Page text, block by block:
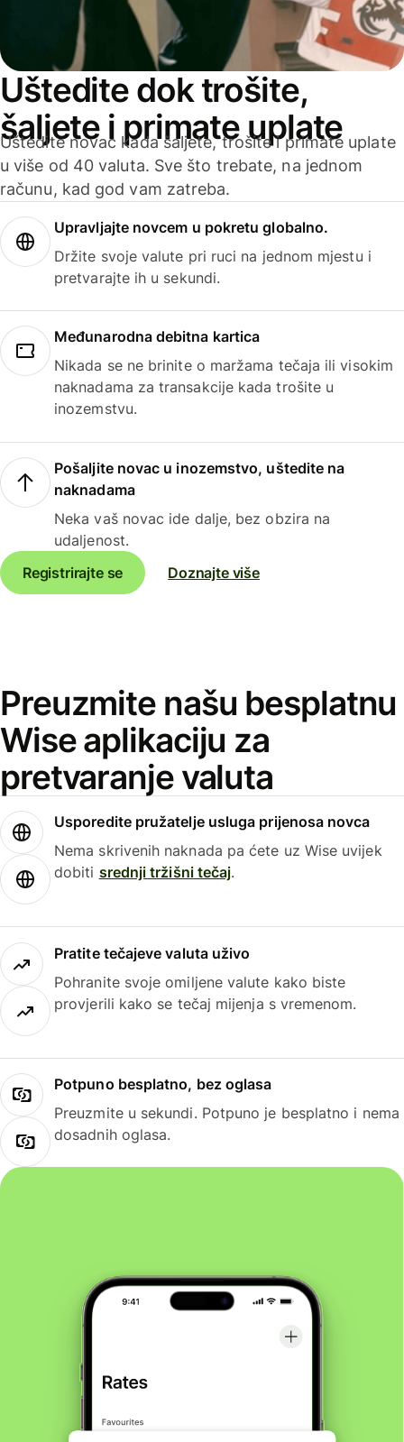
Uštedite dok trošite,
šaljete i primate uplate
Uštedite novac kada šaljete, trošite i primate uplate
u više od 40 valuta. Sve što trebate, na jednom
računu, kad god vam zatreba.
Upravljajte novcem u pokretu globalno.
Držite svoje valute pri ruci na jednom mjestu i
pretvarajte ih u sekundi.
Međunarodna debitna kartica
Nikada se ne brinite o maržama tečaja ili visokim
naknadama za transakcije kada trošite u
inozemstvu.
Pošaljite novac u inozemstvo, uštedite na
naknadama
Neka vaš novac ide dalje, bez obzira na
udaljenost.
Registrirajte se
Doznajte više
Preuzmite našu besplatnu
Wise aplikaciju za
pretvaranje valuta
Usporedite pružatelje usluga prijenosa novca
Nema skrivenih naknada pa ćete uz Wise uvijek
dobiti srednji tržišni tečaj.
Pratite tečajeve valuta uživo
Pohranite svoje omiljene valute kako biste
provjerili kako se tečaj mijenja s vremenom.
Potpuno besplatno, bez oglasa
Preuzmite u sekundi. Potpuno je besplatno i nema
dosadnih oglasa.